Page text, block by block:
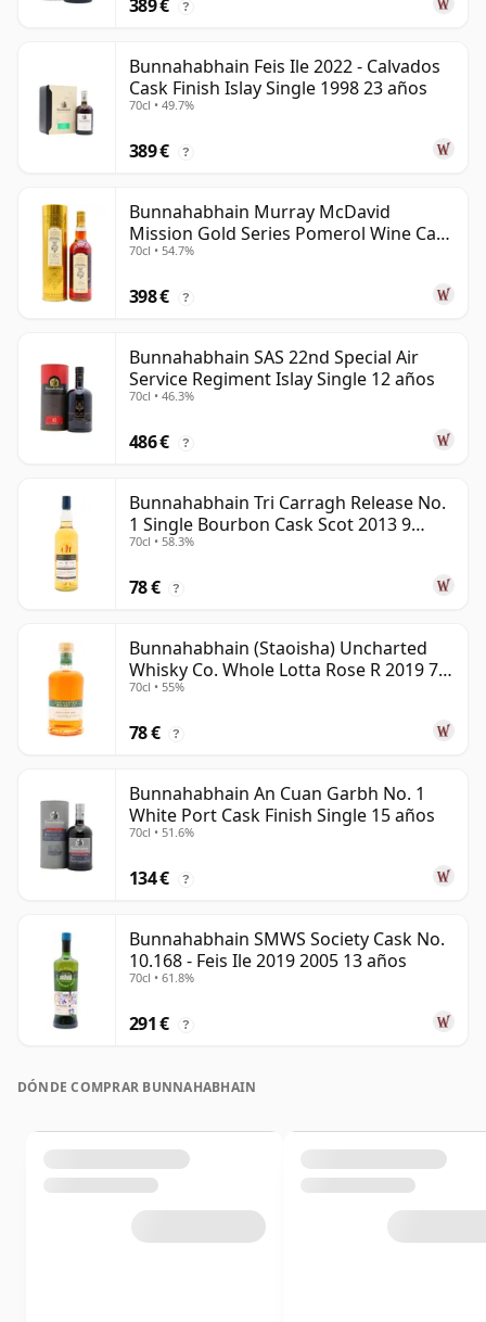
389 € ?
Bunnahabhain Feis Ile 2022 - Calvados
Cask Finish Islay Single 1998 23 años
70cl • 49.7%
389 € ?
Bunnahabhain Murray McDavid
Mission Gold Series Pomerol Wine Ca
1997 21 años
70cl • 54.7%
398 € ?
Bunnahabhain SAS 22nd Special Air
Service Regiment Islay Single 12 años
70cl • 46.3%
486 € ?
Bunnahabhain Tri Carragh Release No.
1 Single Bourbon Cask Scot 2013 9
años
70cl • 58.3%
78 € ?
Bunnahabhain (Staoisha) Uncharted
Whisky Co. Whole Lotta Rose R 2019 7
años
70cl • 55%
78 € ?
Bunnahabhain An Cuan Garbh No. 1
White Port Cask Finish Single 15 años
70cl • 51.6%
134 € ?
Bunnahabhain SMWS Society Cask No.
10.168 - Feis Ile 2019 2005 13 años
70cl • 61.8%
291 € ?
DÓNDE COMPRAR BUNNAHABHAIN